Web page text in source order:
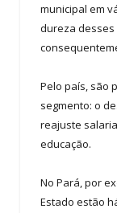
municipal em
dureza
Pelo país, são
segmento: o
reajuste
educação.
No Pará, por
Estado estão